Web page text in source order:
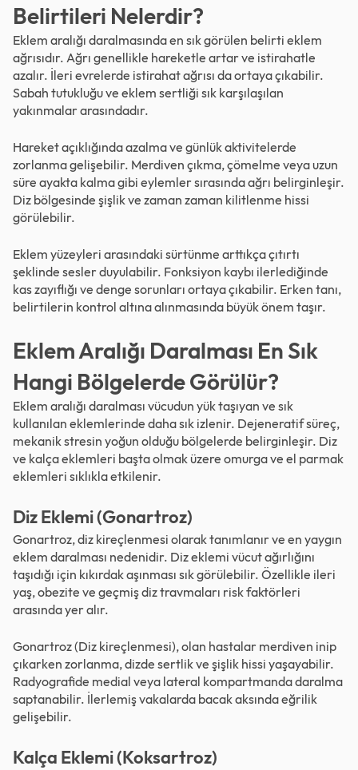
Belirtileri Nelerdir?
Eklem aralığı daralmasında en sık görülen belirti eklem
ağrısıdır. Ağrı genellikle hareketle artar ve istirahatle
azalır. İleri evrelerde istirahat ağrısı da ortaya çıkabilir.
Sabah tutukluğu ve eklem sertliği sık karşılaşılan
yakınmalar arasındadır.
Hareket açıklığında azalma ve günlük aktivitelerde
zorlanma gelişebilir. Merdiven çıkma, çömelme veya uzun
süre ayakta kalma gibi eylemler sırasında ağrı belirginleşir.
Diz bölgesinde şişlik ve zaman zaman kilitlenme hissi
görülebilir.
Eklem yüzeyleri arasındaki sürtünme arttıkça çıtırtı
şeklinde sesler duyulabilir. Fonksiyon kaybı ilerlediğinde
kas zayıflığı ve denge sorunları ortaya çıkabilir. Erken tanı,
belirtilerin kontrol altına alınmasında büyük önem taşır.
Eklem Aralığı Daralması En Sık
Hangi Bölgelerde Görülür?
Eklem aralığı daralması vücudun yük taşıyan ve sık
kullanılan eklemlerinde daha sık izlenir. Dejeneratif süreç,
mekanik stresin yoğun olduğu bölgelerde belirginleşir. Diz
ve kalça eklemleri başta olmak üzere omurga ve el parmak
eklemleri sıklıkla etkilenir.
Diz Eklemi (Gonartroz)
Gonartroz, diz kireçlenmesi olarak tanımlanır ve en yaygın
eklem daralması nedenidir. Diz eklemi vücut ağırlığını
taşıdığı için kıkırdak aşınması sık görülebilir. Özellikle ileri
yaş, obezite ve geçmiş diz travmaları risk faktörleri
arasında yer alır.
Gonartroz (Diz kireçlenmesi), olan hastalar merdiven inip
çıkarken zorlanma, dizde sertlik ve şişlik hissi yaşayabilir.
Radyografide medial veya lateral kompartmanda daralma
saptanabilir. İlerlemiş vakalarda bacak aksında eğrilik
gelişebilir.
Kalça Eklemi (Koksartroz)